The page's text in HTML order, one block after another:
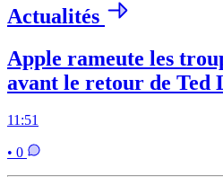
Actualités
Apple rameute les
avant le retour de Ted
11:51
• 0